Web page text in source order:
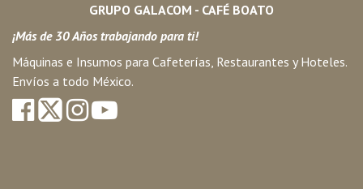
GRUPO GALACOM - CAFÉ BOATO
¡Más de 30 Años trabajando para ti!
Máquinas e Insumos para Cafeterías, Restaurantes y Hoteles.
Envíos a todo México.